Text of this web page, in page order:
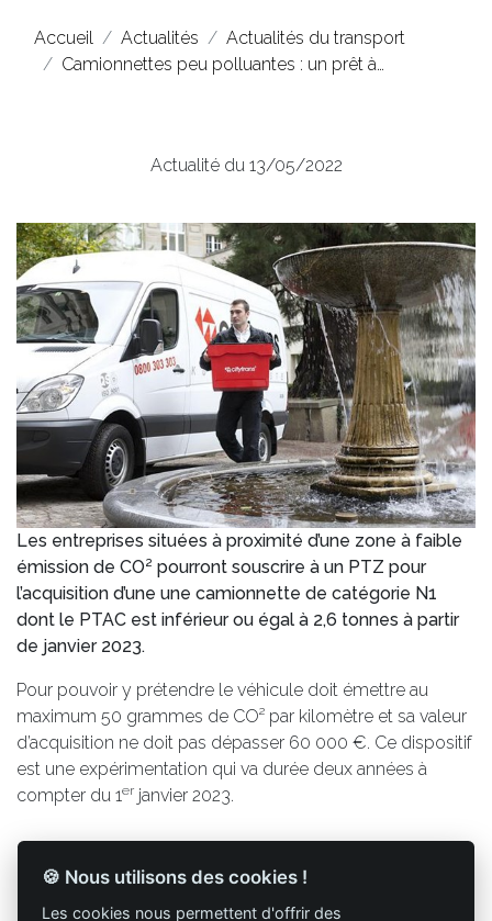
Accueil Actualités
Actualités du transport
Camionnettes peu polluantes : un prêt à…
Actualité du 13/05/2022
Les entreprises situées à proximité d’une zone à faible
émission de CO² pourront souscrire à un PTZ pour
l’acquisition d’une une camionnette de catégorie N1
dont le PTAC est inférieur ou égal à 2,6 tonnes à partir
de janvier 2023.
Pour pouvoir y prétendre le véhicule doit émettre au
maximum 50 grammes de CO² par kilomètre et sa valeur
d’acquisition ne doit pas dépasser 60 000 €. Ce dispositif
est une expérimentation qui va durée deux années à
compter du 1er janvier 2023.
Retour à la liste des articles
🍪 Nous utilisons des cookies !
Les cookies nous permettent d'offrir des